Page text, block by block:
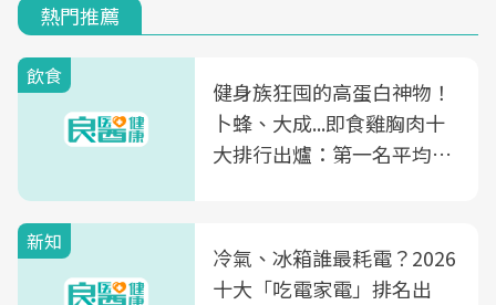
熱門推薦
飲食
健身族狂囤的高蛋白神物！
卜蜂、大成...即食雞胸肉十
大排行出爐：第一名平均一
新知
冷氣、冰箱誰最耗電？2026
十大「吃電家電」排名出